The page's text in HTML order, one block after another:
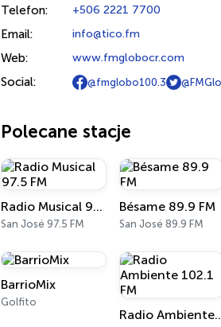
Telefon: +506 2221 7700
Email: info@tico.fm
Web: www.fmglobocr.com
Social: @fmglobo100.3
Polecane stacje
Radio Musical 97.5 FM
San José 97.5 FM
Bésame 89.9 FM
San José 89.9 FM
BarrioMix
Golfito
Radio